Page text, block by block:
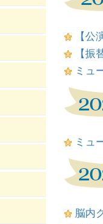
【
【
ミュ
ミュ
脳内